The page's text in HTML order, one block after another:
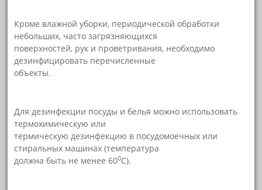
Кроме влажной уборки, периодической обработки
небольших, часто загрязняющихся
поверхностей, рук и проветривания, необходимо
дезинфицировать перечисленные
объекты.
Для дезинфекции посуды и белья можно использовать
термохимическую или
термическую дезинфекцию в посудомоечных или
стиральных машинах (температура
должна быть не менее 600С).